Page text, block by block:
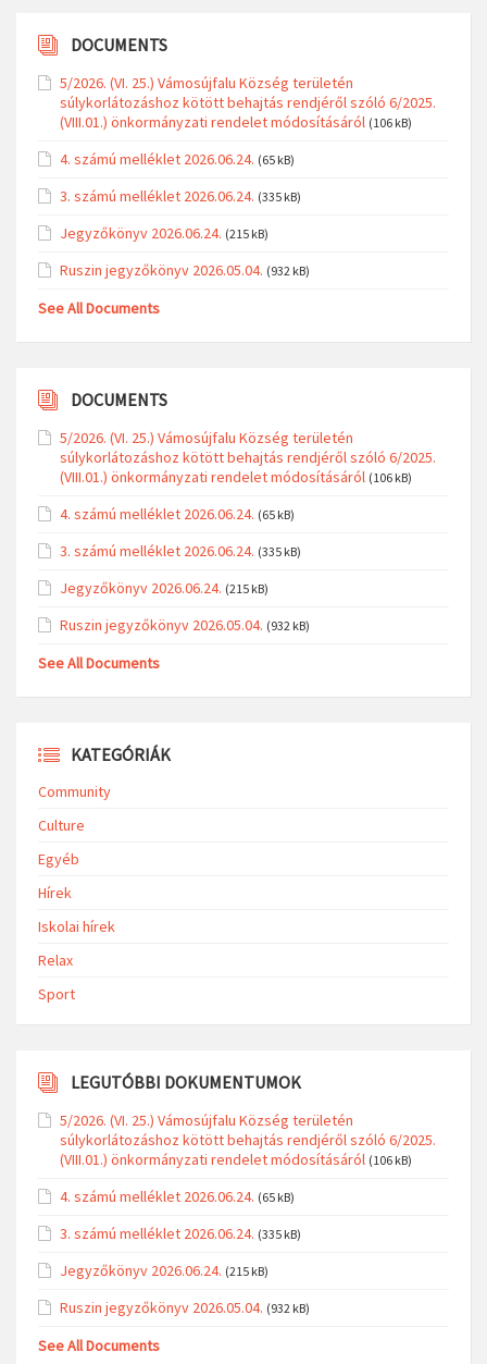
DOCUMENTS
5/2026. (VI. 25.) Vámosújfalu Község területén
súlykorlátozáshoz kötött behajtás rendjéről szóló 6/2025.
(VIII.01.) önkormányzati rendelet módosításáról (106 kB)
4. számú melléklet 2026.06.24. (65 kB)
3. számú melléklet 2026.06.24. (335 kB)
Jegyzőkönyv 2026.06.24. (215 kB)
Ruszin jegyzőkönyv 2026.05.04. (932 kB)
See All Documents
DOCUMENTS
5/2026. (VI. 25.) Vámosújfalu Község területén
súlykorlátozáshoz kötött behajtás rendjéről szóló 6/2025.
(VIII.01.) önkormányzati rendelet módosításáról (106 kB)
4. számú melléklet 2026.06.24. (65 kB)
3. számú melléklet 2026.06.24. (335 kB)
Jegyzőkönyv 2026.06.24. (215 kB)
Ruszin jegyzőkönyv 2026.05.04. (932 kB)
See All Documents
KATEGÓRIÁK
Community
Culture
Egyéb
Hírek
Iskolai hírek
Relax
Sport
LEGUTÓBBI DOKUMENTUMOK
5/2026. (VI. 25.) Vámosújfalu Község területén
súlykorlátozáshoz kötött behajtás rendjéről szóló 6/2025.
(VIII.01.) önkormányzati rendelet módosításáról (106 kB)
4. számú melléklet 2026.06.24. (65 kB)
3. számú melléklet 2026.06.24. (335 kB)
Jegyzőkönyv 2026.06.24. (215 kB)
Ruszin jegyzőkönyv 2026.05.04. (932 kB)
See All Documents